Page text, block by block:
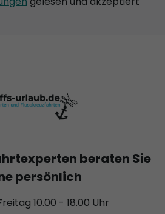
beraten Sie
persönlich
10.00 - 18.00 Uhr